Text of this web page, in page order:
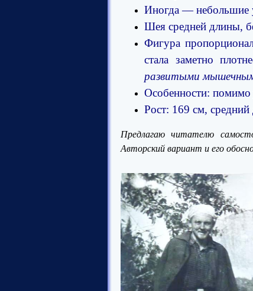
Иногда — небольшие
Шея средней длины,
Фигура
стала заметно
развитыми
Особенности: помимо
Рост: 169 см, средний
Предлагаю читателю
Авторский вариант и его